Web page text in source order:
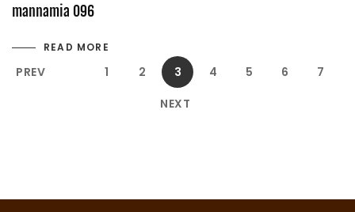
mannamia 096
READ MORE
PREV 1 2 3 4 5 6
7
NEXT